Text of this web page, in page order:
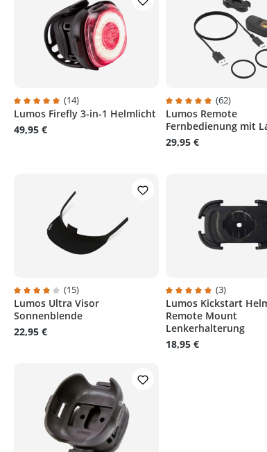
Durchschnittliche Bewertung von 5 von 5 Sternen
(14)
Lumos Firefly 3-in-1 Helmlicht
49,95 €
Durchschnittliche
(62)
Lumos Remote
Fernbedienung mit
29,95 €
Durchschnittliche Bewertung von 4 von 5 Sternen
(15)
Lumos Ultra Visor
Sonnenblende
22,95 €
Durchschnittliche
(3)
Lumos Kickstart
Remote Mount
Lenkerhalterung
18,95 €